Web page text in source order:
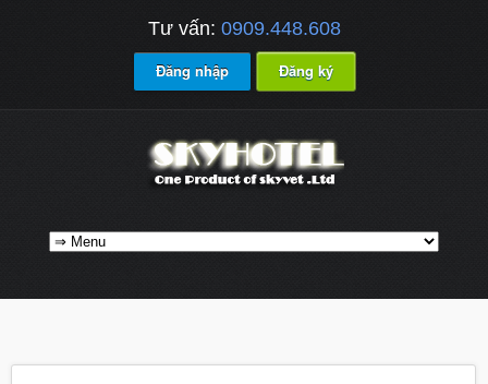
Tư vấn: 0909.448.608
Đăng nhập Đăng ký